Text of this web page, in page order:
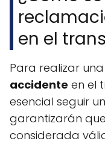
en el
Para realizar una
accidente en el
esencial seguir
garantizarán
considerada